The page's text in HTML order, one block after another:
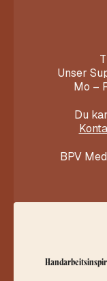
T
Unser
Mo –
Du
BPV